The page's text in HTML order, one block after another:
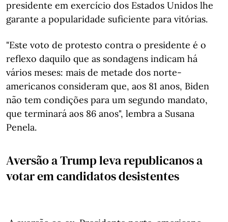
presidente em exercício dos Estados Unidos lhe
garante a popularidade suficiente para vitórias.
"Este voto de protesto contra o presidente é o
reflexo daquilo que as sondagens indicam há
vários meses: mais de metade dos norte-
americanos consideram que, aos 81 anos, Biden
não tem condições para um segundo mandato,
que terminará aos 86 anos", lembra a Susana
Penela.
Aversão a Trump leva republicanos a
votar em candidatos desistentes